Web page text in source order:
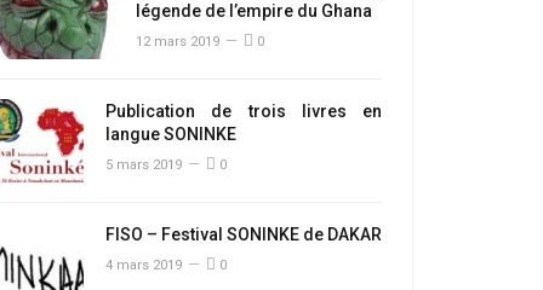
légende de l’empire du Ghana
12 mars 2019 0
Publication de trois livres en
langue SONINKE
5 mars 2019 0
FISO – Festival SONINKE de DAKAR
4 mars 2019 0